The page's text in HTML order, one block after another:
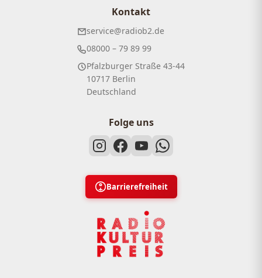
Kontakt
service@radiob2.de
08000 – 79 89 99
Pfalzburger Straße 43-44
10717 Berlin
Deutschland
Folge uns
Barrierefreiheit